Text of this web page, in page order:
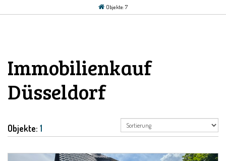
Objekte: 7
Immobilienkauf
Düsseldorf
Objekte: 1